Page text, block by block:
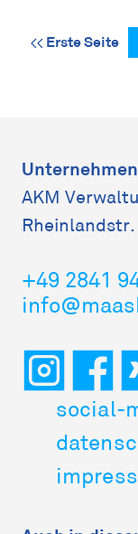
Erste Seite
AKM
+49 2841
social-